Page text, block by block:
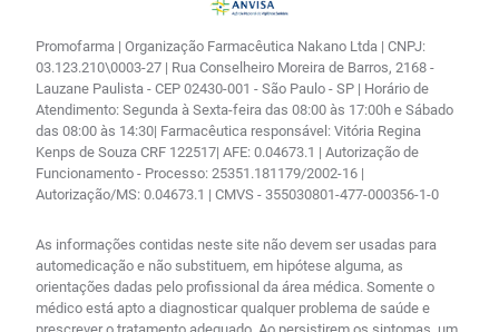
Promofarma | Organização Farmacêutica Nakano Ltda | CNPJ:
03.123.210\0003-27 | Rua Conselheiro Moreira de Barros, 2168 -
Lauzane Paulista - CEP 02430-001 - São Paulo - SP | Horário de
Atendimento: Segunda à Sexta-feira das 08:00 às 17:00h e Sábado
das 08:00 às 14:30| Farmacêutica responsável: Vitória Regina
Kenps de Souza CRF 122517| AFE: 0.04673.1 | Autorização de
Funcionamento - Processo: 25351.181179/2002-16 |
Autorização/MS: 0.04673.1 | CMVS - 355030801-477-000356-1-0
As informações contidas neste site não devem ser usadas para
automedicação e não substituem, em hipótese alguma, as
orientações dadas pelo profissional da área médica. Somente o
médico está apto a diagnosticar qualquer problema de saúde e